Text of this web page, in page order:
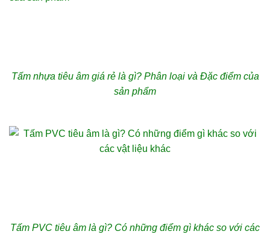
Tấm nhựa tiêu âm giá rẻ là gì? Phân loại và Đặc điểm của
sản phẩm
Tấm PVC tiêu âm là gì? Có những điểm gì khác so với các